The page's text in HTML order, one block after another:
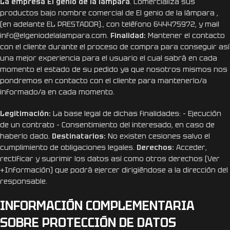
productos bajo nombre comercial de El genio de la lámpara ,
(en adelante EL PRESTADOR)., con teléfono 644475972, y mail
info@elgeniodelalampara.com. Finalidad: Mantener el contacto
con el cliente durante el proceso de compra para conseguir así
una mejor experiencia para el usuario el cual sabrá en cada
momento el estado de su pedido ya que nosotros mismos nos
pondremos en contacto con el cliente para mantenerlo/a
informado/a en cada momento.
Legitimación: La base legal de dichas finalidades: – Ejecución
de un contrato – Consentimiento del interesado, en caso de
haberlo dado. Destinatarios: No existen cesiones salvo el
cumplimiento de obligaciones legales. Derechos: Acceder,
rectificar y suprimir los datos así como otros derechos (Ver
+Información) que podrá ejercer dirigiéndose a la dirección del
responsable.
INFORMACIÓN COMPLEMENTARIA
SOBRE PROTECCIÓN DE DATOS